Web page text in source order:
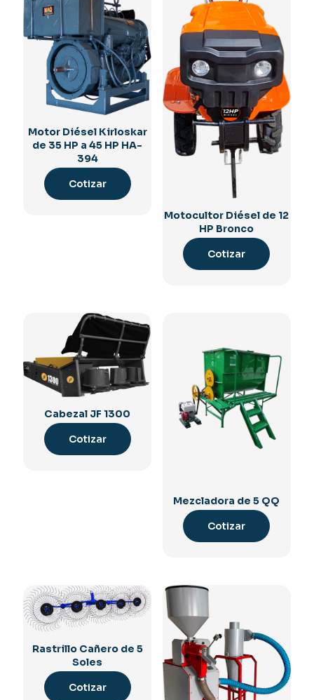
Motor Diésel Kirloskar
de 35 HP a 45 HP HA-
394
Cotizar
Motocultor Diésel de 12
HP Bronco
Cotizar
Cabezal JF 1300
Cotizar
Mezcladora de 5 QQ
Cotizar
Rastrillo Cañero de 5
Soles
Cotizar